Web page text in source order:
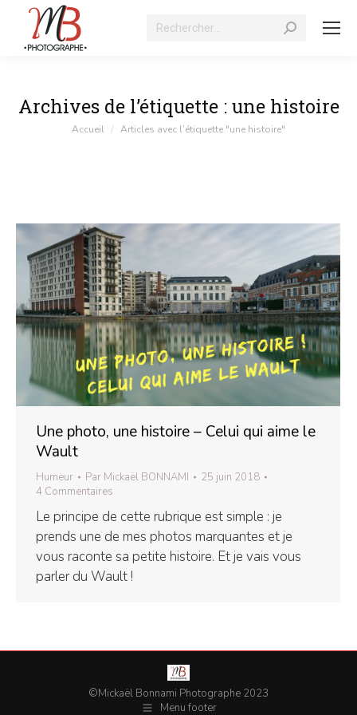
Recherche
Archives de l’étiquette : une histoire
Vous êtes ici :
Accueil Articles avec l’étiquette "une histoire"
Une photo, une histoire – Celui qui aime le
Wault
Humeur Par Mickaël BONNAMI
25 juin 2018
4 Commentaires
Le principe de cette rubrique est simple : je
prends une de mes photos marquantes et je
vous raconte sa petite histoire. Et je vais vous
parler du Wault !
©Mickaël Bonnami Photographe 2023
Menu footer